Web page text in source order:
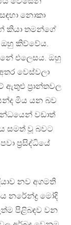
නොකා
කියා තමන්ගේ
ඔහු කිව්වේය.
එලෙසය. ඔහු
වෙස්වලා
ඇතුළු ප්‍රාන්තවල
මිය යන බව
වඩාත්
සමත් වූ බවට
ප්‍රසිද්ධියේ
නව අගමති
නරේන්ද්‍ර මෝදි
පිළිබඳව වන